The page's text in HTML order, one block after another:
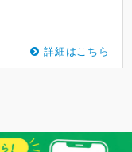
詳細はこちら